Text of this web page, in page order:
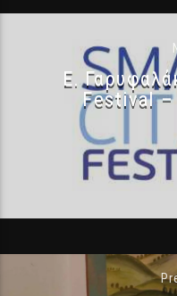
Ε.
Festival –